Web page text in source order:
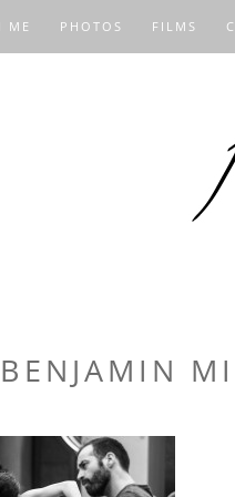
ME PHOTOS FILMS
BENJAMIN